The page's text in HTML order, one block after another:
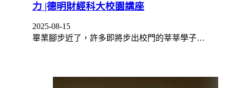
力 |德明財經科大校園講座
2025-08-15
畢業腳步近了，許多即將步出校門的莘莘學子…